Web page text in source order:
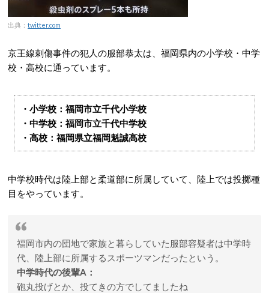
出典： twitter.com
京王線刺傷事件の犯人の服部恭太は、福岡県内の小学校・中学
校・高校に通っています。
・小学校：福岡市立千代小学校
・中学校：福岡市立千代中学校
・高校：福岡県立福岡魁誠高校
中学校時代は陸上部と柔道部に所属していて、陸上では投擲種
目をやっています。
福岡市内の団地で家族と暮らしていた服部容疑者は中学時
代、陸上部に所属するスポーツマンだったという。
中学時代の後輩A：
砲丸投げとか、投てきの方でしてましたね